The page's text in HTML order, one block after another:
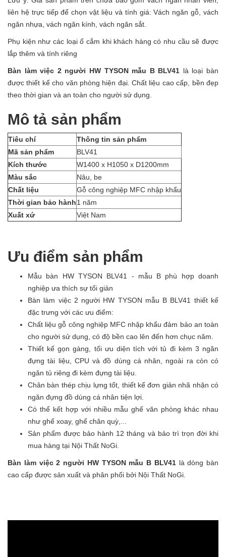
liên hệ trực tiếp để chọn vật liệu và tính giá: Vách ngăn gỗ, vách
ngăn nhựa, vách ngăn kính, vách ngăn sắt.
Phụ kiện như các loại ổ cắm khi khách hàng có nhu cầu sẽ được
lắp thêm và tính riêng
Bàn làm việc 2 người HW TYSON mẫu B BLV41 là loại bàn
được thiết kế cho văn phòng hiện đại. Chất liệu cao cấp, bền đẹp
theo thời gian và an toàn cho người sử dụng.
Mô tả sản phẩm
Tiêu chí
Thông tin sản phẩm
Mã sản phẩm
BLV41
Kích thước
W1400 x H1050 x D1200mm
Màu sắc
Nâu, be
Chất liệu
Gỗ công nghiệp MFC nhập khẩu
Thời gian bảo hành1 năm
Xuất xứ
Việt Nam
Ưu điểm sản phẩm
Mẫu bàn HW TYSON BLV41 - mẫu B phù hợp doanh
nghiệp ưa thích sự tối giản
Bàn làm việc 2 người HW TYSON mẫu B BLV41 thiết kế
đặc trưng với các ưu điểm:
Chất liệu gỗ công nghiệp MFC nhập khẩu đảm bảo an toàn
cho người sử dụng, có độ bền cao lên đến hơn chục năm.
Thiết kế gọn gàng, tối ưu diện tích với tủ đi kèm 3 ngăn
đựng tài liệu, CPU và đồ dùng cá nhân, ngoài ra còn có
ngăn tủ riêng đi kèm đựng tài liệu.
Chân bàn thép chịu lựng tốt, thiết kế đơn giản nhã nhặn có
ngăn đựng đồ dùng cá nhân tiện lợi.
Có thể kết hợp với nhiều mẫu ghế văn phòng khác nhau
như ghế xoay, ghế chân quỳ,...
Sản phẩm được bảo hành 12 tháng và bảo trì trọn đời khi
mua hàng tại Nội Thất NoGi.
Bàn làm việc 2 người HW TYSON mẫu B BLV41là dòng bàn
cao cấp được sản xuất và phân phối bởi Nội Thất NoGi.